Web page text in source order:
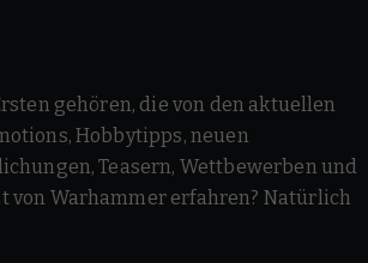
gehören, die von den aktuellen
Hobbytipps, neuen
Teasern, Wettbewerben und
von Warhammer erfahren? Natürlich